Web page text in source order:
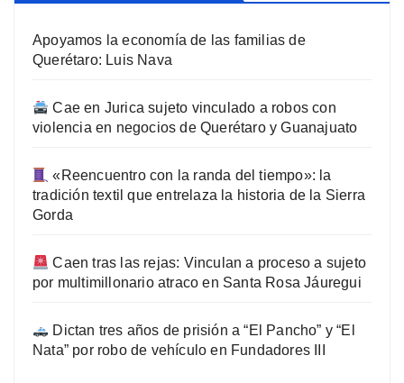
Apoyamos la economía de las familias de
Querétaro: Luis Nava
Cae en Jurica sujeto vinculado a robos con
violencia en negocios de Querétaro y Guanajuato
«Reencuentro con la randa del tiempo»: la
tradición textil que entrelaza la historia de la Sierra
Gorda
Caen tras las rejas: Vinculan a proceso a sujeto
por multimillonario atraco en Santa Rosa Jáuregui
Dictan tres años de prisión a “El Pancho” y “El
Nata” por robo de vehículo en Fundadores III